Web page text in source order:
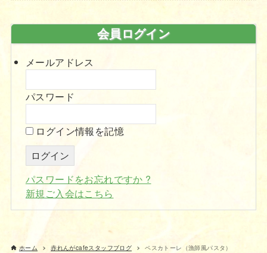
会員ログイン
メールアドレス
パスワード
ログイン情報を記憶
パスワードをお忘れですか ?
新規ご入会はこちら
ホーム 赤れんがcafeスタッフブログ ペスカトーレ（漁師風パスタ）